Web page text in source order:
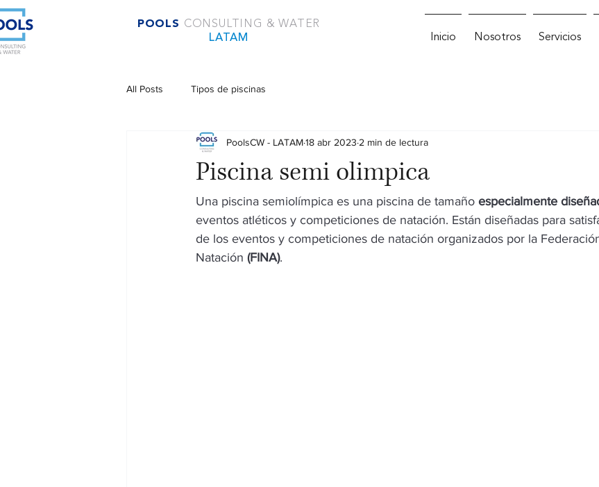
Inicio Nosotros Servicios
POOLS CONSULTING & WATER
LATAM
All Posts Tipos de piscinas
Piscina semi olimpica
PoolsCW - LATAM18 abr 2023 2 min de lectura
Una piscina semiolímpica es una piscina de tamaño especialmente
eventos atléticos y competiciones de natación. Están diseñadas para
de los eventos y competiciones de natación organizados por la
Natación (FINA).